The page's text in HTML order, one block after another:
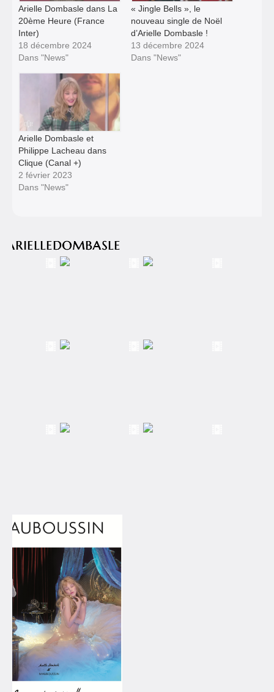
Arielle Dombasle dans La
20ème Heure (France
Inter)
18 décembre 2024
Dans "News"
« Jingle Bells », le
nouveau single de Noël
d’Arielle Dombasle !
13 décembre 2024
Dans "News"
Arielle Dombasle et
Philippe Lacheau dans
Clique (Canal +)
2 février 2023
Dans "News"